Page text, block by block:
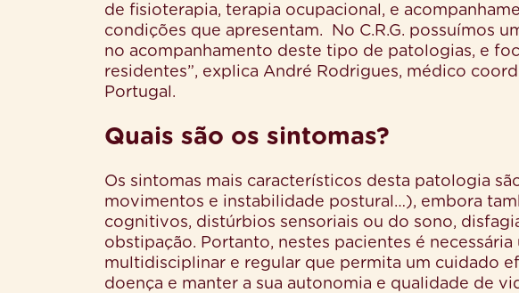
de fisioterapia, terapia ocupacional, e
condições que apresentam. No C.R.G. possuímos
no acompanhamento deste tipo de patologias, e
residentes”, explica André Rodrigues, médico
Portugal.
Quais são os sintomas?
Os sintomas mais característicos desta patologia
movimentos e instabilidade postural…), embora
cognitivos, distúrbios sensoriais ou do sono,
obstipação. Portanto, nestes pacientes é
multidisciplinar e regular que permita um cuidado
doença e manter a sua autonomia e qualidade de